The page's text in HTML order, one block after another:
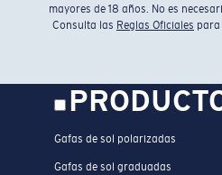
mayores de 18 años. No es
Consulta las Reglas Oficiales para
Gafas de sol polarizadas
Gafas de sol graduadas